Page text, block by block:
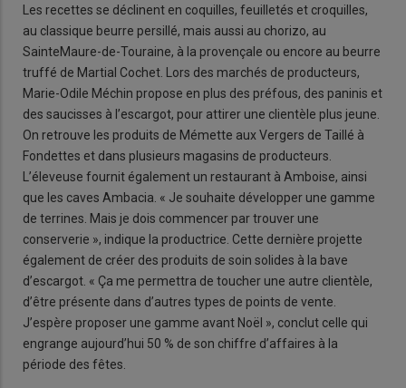
Les recettes se déclinent en coquilles, feuilletés et croquilles,
au classique beurre persillé, mais aussi au chorizo, au
SainteMaure-de-Touraine, à la provençale ou encore au beurre
truffé de Martial Cochet. Lors des marchés de producteurs,
Marie-Odile Méchin propose en plus des préfous, des paninis et
des saucisses à l’escargot, pour attirer une clientèle plus jeune.
On retrouve les produits de Mémette aux Vergers de Taillé à
Fondettes et dans plusieurs magasins de producteurs.
L’éleveuse fournit également un restaurant à Amboise, ainsi
que les caves Ambacia. « Je souhaite développer une gamme
de terrines. Mais je dois commencer par trouver une
conserverie », indique la productrice. Cette dernière projette
également de créer des produits de soin solides à la bave
d’escargot. « Ça me permettra de toucher une autre clientèle,
d’être présente dans d’autres types de points de vente.
J’espère proposer une gamme avant Noël », conclut celle qui
engrange aujourd’hui 50 % de son chiffre d’affaires à la
période des fêtes.